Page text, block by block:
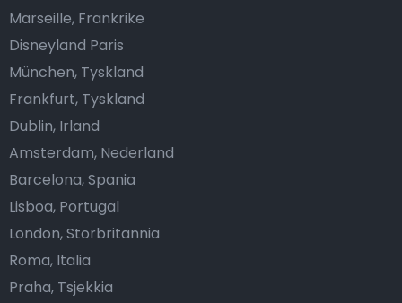
Marseille, Frankrike
Disneyland Paris
München, Tyskland
Frankfurt, Tyskland
Dublin, Irland
Amsterdam, Nederland
Barcelona, Spania
Lisboa, Portugal
London, Storbritannia
Roma, Italia
Praha, Tsjekkia